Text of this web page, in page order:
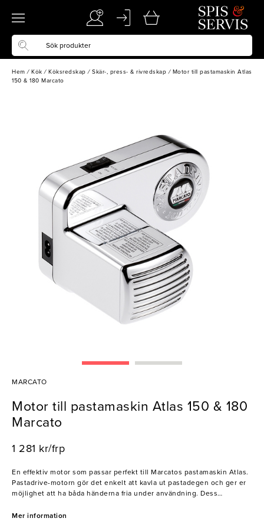
Hem / Kök / Köksredskap / Skär-, press- & rivredskap / Motor till pastamaskin Atlas
150 & 180 Marcato
MARCATO
Motor till pastamaskin Atlas 150 & 180
Marcato
1 281 kr/frp
En effektiv motor som passar perfekt till Marcatos pastamaskin Atlas.
Pastadrive-motorn gör det enkelt att kavla ut pastadegen och ger er
möjlighet att ha båda händerna fria under användning. Dess
en bekväm och smidig upplevelse. Ett måste för er som vill
Mer information